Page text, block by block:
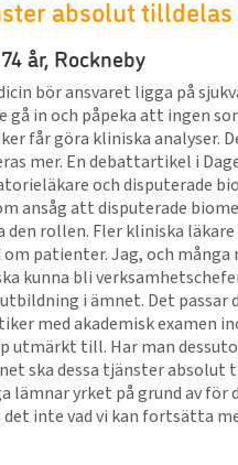
absolut tilldelas
år, Rockneby
bör ansvaret ligga på
gå in och påpeka att ingen
får göra kliniska analyser.
mer. En debattartikel i
och disputerade
ansåg att disputerade
rollen. Fler kliniska
patienter. Jag, och många
kunna bli
i ämnet. Det
med akademisk examen
utmärkt till. Har man
ska dessa tjänster absolut
lämnar yrket på grund av
inte vad vi kan fortsätta